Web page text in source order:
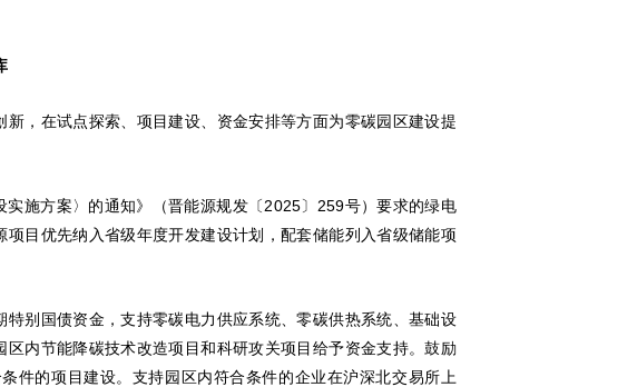
，在试点探索、项目建设、资金安排等方面为零碳园区建设提
施方案〉的通知》（晋能源规发〔2025〕259号）要求的绿电
目优先纳入省级年度开发建设计划，配套储能列入省级储能项
别国债资金，支持零碳电力供应系统、零碳供热系统、基础设
内节能降碳技术改造项目和科研攻关项目给予资金支持。鼓励
件的项目建设。支持园区内符合条件的企业在沪深北交易所上